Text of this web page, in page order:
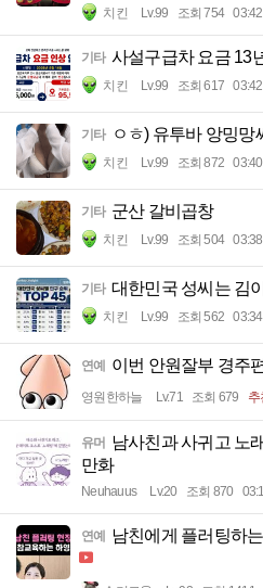
치킨 Lv.99 조회 754 03:42
기타 사설구급차 요금 13
치킨 Lv.99 조회 617 03:42
기타 ㅇㅎ) 유투바 앙밍망
치킨 Lv.99 조회 872 03:40
기타 군산 갈비곱창
치킨 Lv.99 조회 504 03:38
기타 대한민국 성씨는 김
치킨 Lv.99 조회 562 03:34
연예 이번 안원잘부 경주
영원한하늘 Lv.71 조회 679 추
유머 남사친과 사귀고 노
만화
Neuhauus Lv.20 조회 870
연예 남친에게 플러팅하